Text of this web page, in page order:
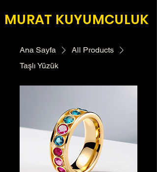
MURAT KUYUMCULUK
Ana Sayfa
All Products
Taşlı Yüzük